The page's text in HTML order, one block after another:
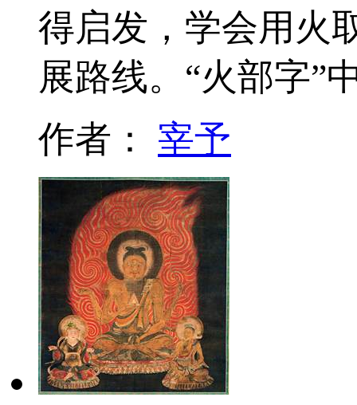
得启发，学会用火
展路线。“火部字”
作者： 宰予